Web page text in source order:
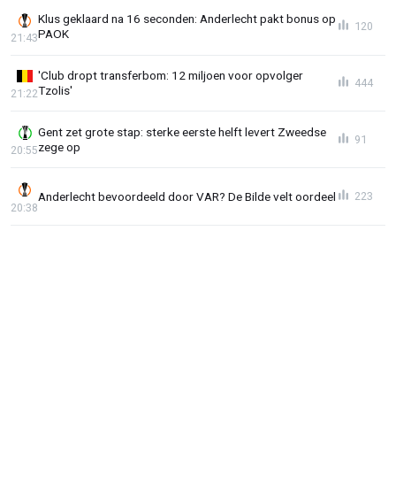
Klus geklaard na 16 seconden: Anderlecht pakt bonus op
PAOK
21:43
120
'Club dropt transferbom: 12 miljoen voor opvolger
Tzolis'
21:22
444
Gent zet grote stap: sterke eerste helft levert Zweedse
zege op
20:55
91
Anderlecht bevoordeeld door VAR? De Bilde velt oordeel
20:38
223